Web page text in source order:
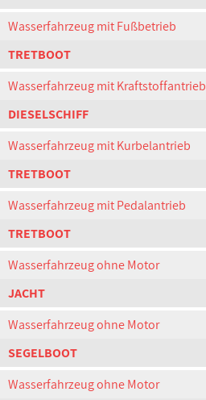
Wasserfahrzeug mit Fußbetrieb
TRETBOOT
Wasserfahrzeug mit Kraftstoffantrieb
DIESELSCHIFF
Wasserfahrzeug mit Kurbelantrieb
TRETBOOT
Wasserfahrzeug mit Pedalantrieb
TRETBOOT
Wasserfahrzeug ohne Motor
JACHT
Wasserfahrzeug ohne Motor
SEGELBOOT
Wasserfahrzeug ohne Motor